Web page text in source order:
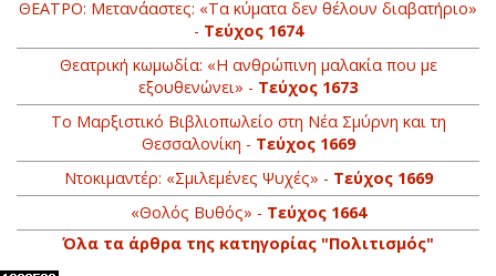
ΘΕΑΤΡΟ: Μετανάαστες: «Τα κύματα δεν θέλουν διαβατήριο»
- Τεύχος 1674
Θεατρική κωμωδία: «Η ανθρώπινη μαλακία που με
εξουθενώνει» - Τεύχος 1673
Το Μαρξιστικό Βιβλιοπωλείο στη Νέα Σμύρνη και τη
Θεσσαλονίκη - Τεύχος 1669
Ντοκιμαντέρ: «Σμιλεμένες Ψυχές» - Τεύχος 1669
«Θολός Βυθός» - Τεύχος 1664
Όλα τα άρθρα της κατηγορίας "Πολιτισμός"